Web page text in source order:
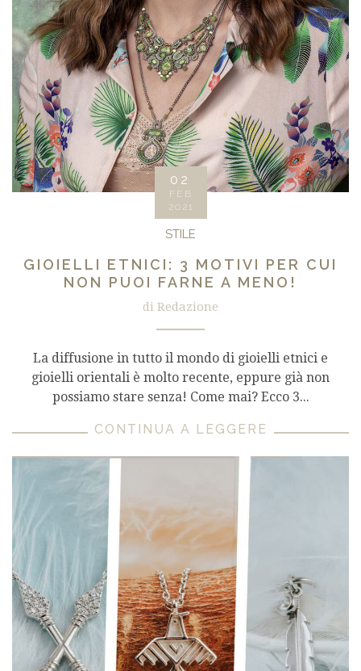
02
FEB
2021
STILE
GIOIELLI ETNICI: 3 MOTIVI PER CUI
NON PUOI FARNE A MENO!
di Redazione
La diffusione in tutto il mondo di gioielli etnici e
gioielli orientali è molto recente, eppure già non
possiamo stare senza! Come mai? Ecco 3...
CONTINUA A LEGGERE